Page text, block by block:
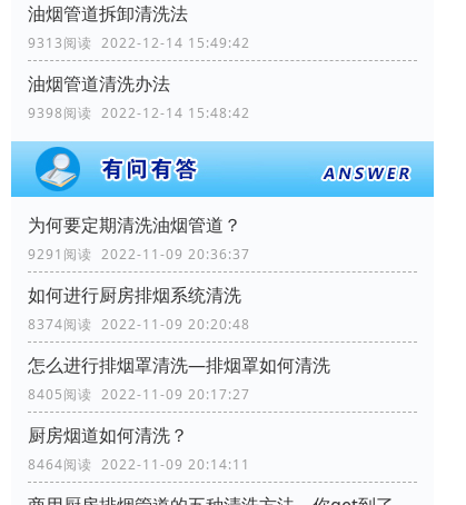
油烟管道拆卸清洗法
9313阅读 2022-12-14 15:49:42
油烟管道清洗办法
9398阅读 2022-12-14 15:48:42
为何要定期清洗油烟管道？
9291阅读 2022-11-09 20:36:37
如何进行厨房排烟系统清洗
8374阅读 2022-11-09 20:20:48
怎么进行排烟罩清洗—排烟罩如何清洗
8405阅读 2022-11-09 20:17:27
厨房烟道如何清洗？
8464阅读 2022-11-09 20:14:11